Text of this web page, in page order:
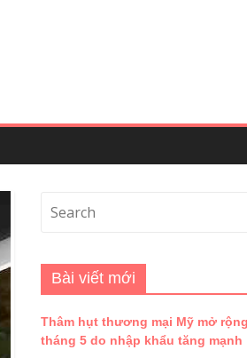
Bài viết mới
Thâm hụt thương mại Mỹ mở
tháng 5 do nhập khẩu tăng mạnh